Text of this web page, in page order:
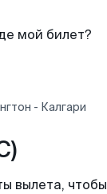
мой билет?
- Калгари
вылета, чтобы